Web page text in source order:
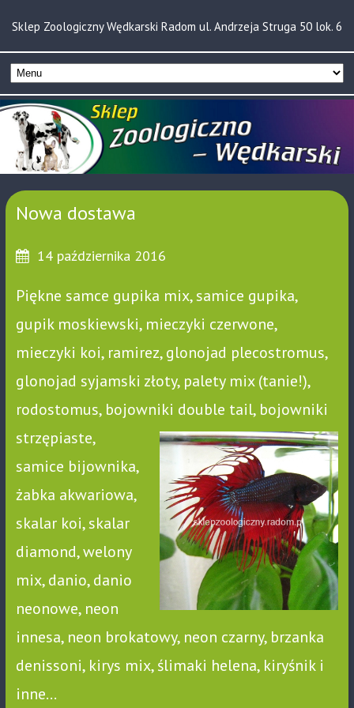
Sklep Zoologiczny Wędkarski Radom ul. Andrzeja Struga 50 lok. 6
Nowa dostawa
14 października 2016
Piękne samce gupika mix, samice gupika,
gupik moskiewski, mieczyki czerwone,
mieczyki koi, ramirez, glonojad plecostromus,
glonojad syjamski złoty, palety mix (tanie!),
rodostomus, bojowniki double tail, bojowniki
strzępiaste,
samice bijownika,
żabka akwariowa,
skalar koi, skalar
diamond, welony
mix, danio, danio
neonowe, neon
innesa, neon brokatowy, neon czarny, brzanka
denissoni, kirys mix, ślimaki helena, kiryśnik i
inne…